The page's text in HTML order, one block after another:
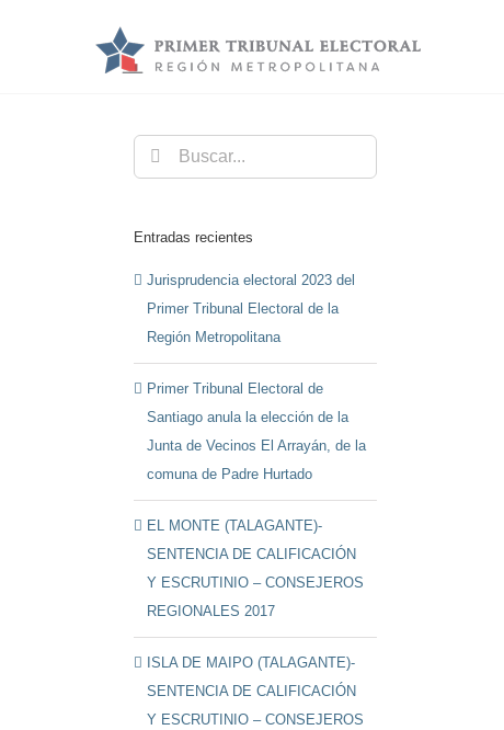
Buscar:
Entradas recientes
Jurisprudencia electoral 2023 del
Primer Tribunal Electoral de la
Región Metropolitana
Primer Tribunal Electoral de
Santiago anula la elección de la
Junta de Vecinos El Arrayán, de la
comuna de Padre Hurtado
EL MONTE (TALAGANTE)-
SENTENCIA DE CALIFICACIÓN
Y ESCRUTINIO – CONSEJEROS
REGIONALES 2017
ISLA DE MAIPO (TALAGANTE)-
SENTENCIA DE CALIFICACIÓN
Y ESCRUTINIO – CONSEJEROS